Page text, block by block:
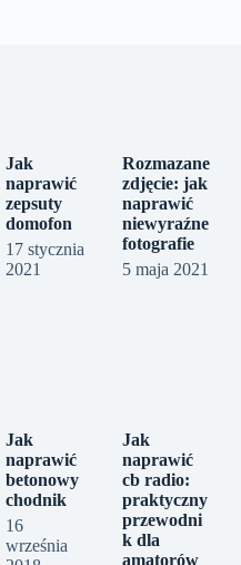
Jak
naprawić
zepsuty
domofon
17 stycznia
2021
Rozmazane
zdjęcie: jak
naprawić
niewyraźne
fotografie
5 maja 2021
Jak
naprawić
betonowy
chodnik
16
września
Jak
naprawić
cb radio:
praktyczny
przewodni
k dla
amatorów